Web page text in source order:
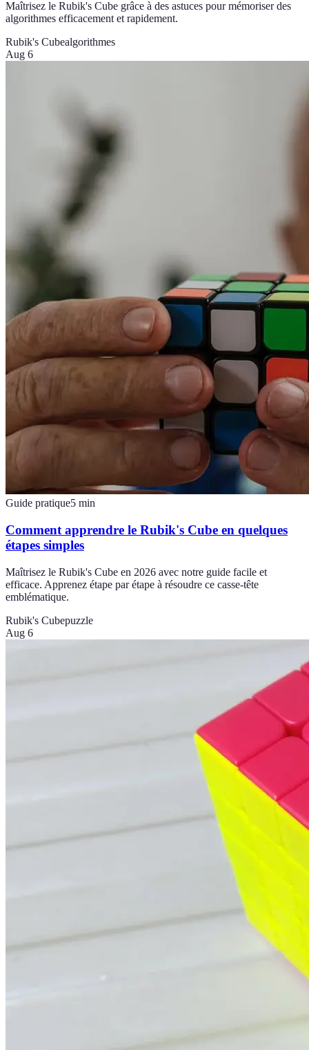
Maîtrisez le Rubik's Cube grâce à des astuces pour mémoriser des
algorithmes efficacement et rapidement.
Rubik's Cubealgorithmes
Aug 6
Guide pratique5 min
Comment apprendre le Rubik's Cube en quelques
étapes simples
Maîtrisez le Rubik's Cube en 2026 avec notre guide facile et
efficace. Apprenez étape par étape à résoudre ce casse-tête
emblématique.
Rubik's Cubepuzzle
Aug 6